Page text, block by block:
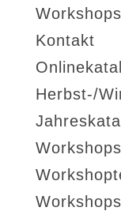
Kontakt
Herbst-/
Workshops